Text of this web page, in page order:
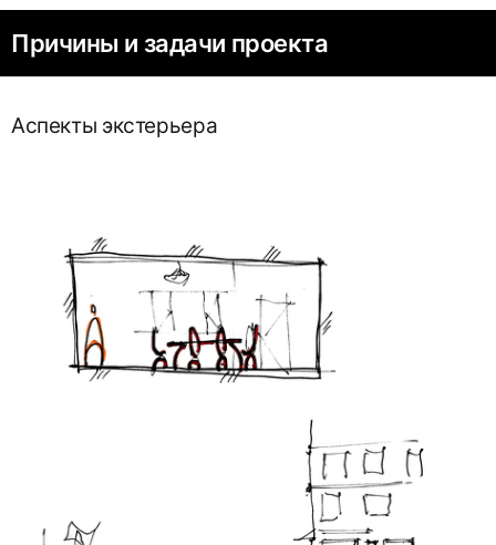
Причины и задачи проекта
Аспекты экстерьера